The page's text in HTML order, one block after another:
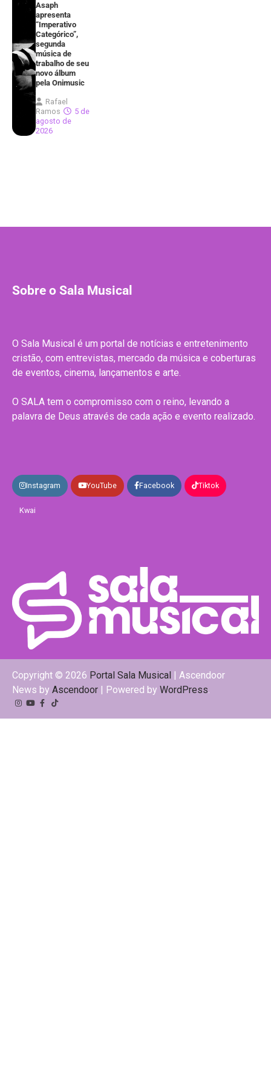
Asaph
apresenta
“Imperativo
Categórico”,
segunda
música de
trabalho de seu
novo álbum
pela Onimusic
Rafael
Ramos
5 de
agosto de
2026
Sobre o Sala Musical
O Sala Musical é um portal de notícias e entretenimento
cristão, com entrevistas, mercado da música e coberturas
de eventos, cinema, lançamentos e arte.
O SALA tem o compromisso com o reino, levando a
palavra de Deus através de cada ação e evento realizado.
Instagram YouTube Facebook Tiktok
Kwai
Copyright © 2026 Portal Sala Musical | Ascendoor
News by Ascendoor | Powered by WordPress
Instagram
YouTube
Facebook
Tiktok